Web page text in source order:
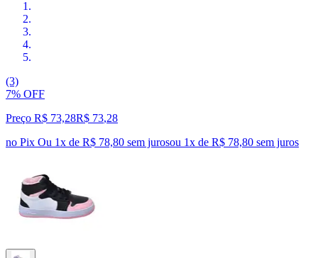
(3)
7% OFF
Preço R$ 73,28R$ 73,28
no Pix Ou 1x de R$ 78,80 sem jurosou 1x de R$ 78,80 sem juros